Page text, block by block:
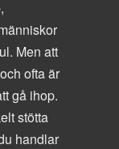
Men att
ofta är
gå ihop.
stötta
handlar